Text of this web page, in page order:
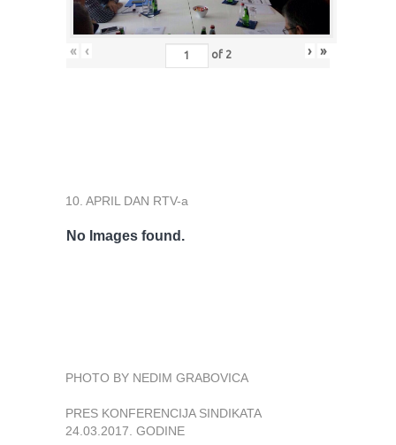
« ‹ of 2 › »
10. APRIL DAN RTV-a
No Images found.
PHOTO BY NEDIM GRABOVICA
PRES KONFERENCIJA SINDIKATA
24.03.2017. GODINE